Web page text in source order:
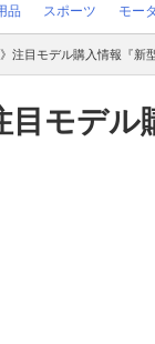
品 スポーツ モー
注目モデル購入情報『新
目モデ